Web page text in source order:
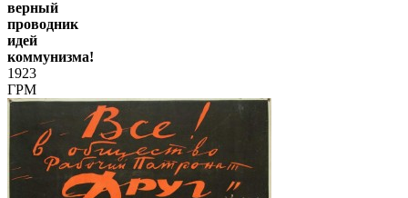
верный
проводник
идей
коммунизма!
1923
ГРМ